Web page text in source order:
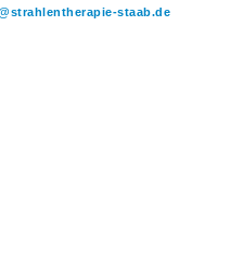
staab.de